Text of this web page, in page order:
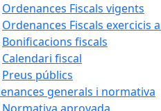
Ordenances Fiscals vigents
Ordenances Fiscals exercicis
Bonificacions fiscals
Calendari fiscal
Preus públics
generals i normativa